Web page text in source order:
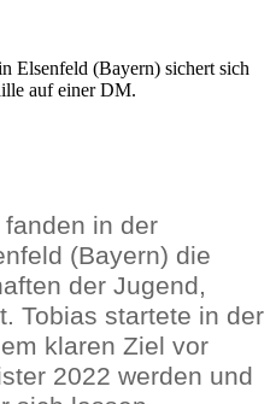
Elsenfeld (Bayern) sichert sich
auf einer DM.
in der
(Bayern) die
der Jugend,
Tobias startete in der
klaren Ziel vor
2022 werden und